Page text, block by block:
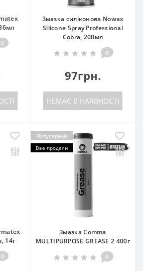
0
Змазка силіконова Nowax
Silicone Spray Professional
Cobra, 200мл
0
97грн.
НЕМАЄ В НАЯВНОСТІ
14г
0
Популярний
Вже продали
Змазка Comma
MULTIPURPOSE GREASE 2 400г
0